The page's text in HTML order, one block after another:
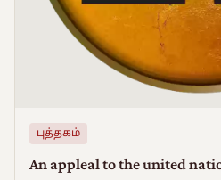
புத்தகம்
An appleal to the united